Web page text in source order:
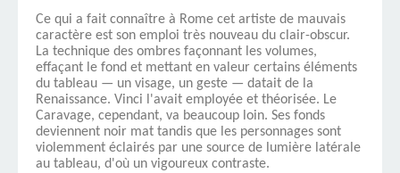
Ce qui a fait connaître à Rome cet artiste de mauvais
carac­tère est son emploi très nouveau du clair-obscur.
La technique des ombres façonnant les volumes,
effaçant le fond et mettant en valeur certains éléments
du tableau — un visage, un geste — datait de la
Renaissance. Vinci l'avait employée et théorisée. Le
Caravage, cependant, va beaucoup loin. Ses fonds
deviennent noir mat tandis que les personnages sont
violemment éclairés par une source de lumière latérale
au tableau, d'où un vigoureux contraste.